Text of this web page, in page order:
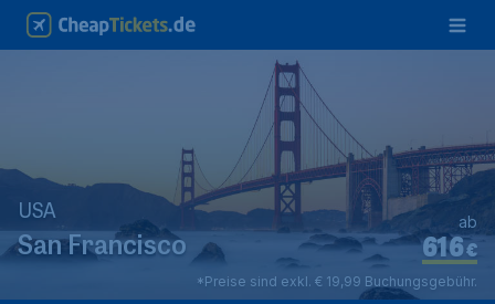
USA
San Francisco €
616
ab
*Preise sind exkl. € 19,99 Buchungsgebühr.